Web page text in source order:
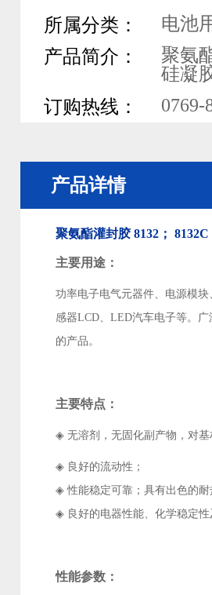
所属分类：
电池
产品简介：
聚氨
硅凝
订购热线：
0769-
产品详情
聚氨酯灌封胶 8132； 8132C
主要用途：
功率电子电气元器件、电源模
感器LCD、LED汽车电子等。
的产品。
主要特点：
◈ 无溶剂，无固化副产物，对基
◈ 良好的流动性；
◈性能稳定可靠；具有出色的耐
◈ 良好的电器性能、化学稳定性
性能参数：